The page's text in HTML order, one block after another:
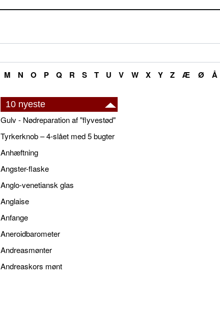
M N O P Q R S T U V W X Y Z Æ Ø Å
10 nyeste
Gulv - Nødreparation af "flyvestød"
Tyrkerknob – 4-slået med 5 bugter
Anhæftning
Angster-flaske
Anglo-venetiansk glas
Anglaise
Anfange
Aneroidbarometer
Andreasmønter
Andreaskors mønt